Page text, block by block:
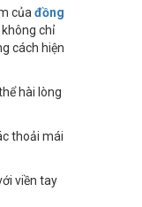
của đồng
chỉ
cách hiện
hài lòng
thoải mái
viền tay